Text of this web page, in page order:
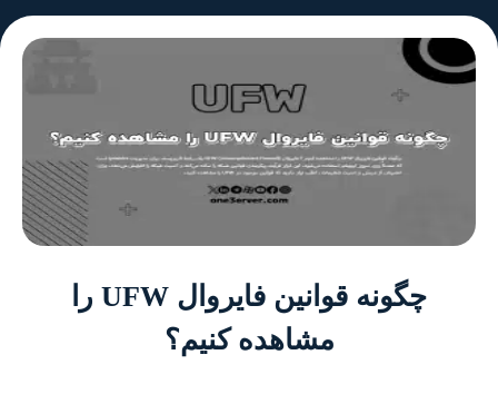
چگونه قوانین فایروال UFW را
مشاهده کنیم؟